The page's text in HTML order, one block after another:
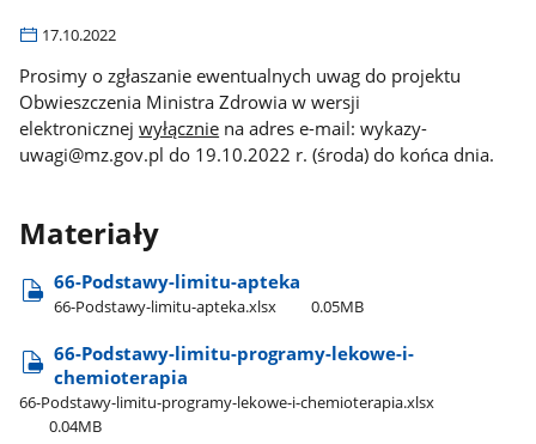
17.10.2022
Prosimy o zgłaszanie ewentualnych uwag do projektu
Obwieszczenia Ministra Zdrowia w wersji
elektronicznejwyłącznie na adres e-mail: wykazy-
uwagi@mz.gov.pl do 19.10.2022 r. (środa) do końca dnia.
Materiały
66-Podstawy-limitu-apteka
66-Podstawy-limitu-apteka.xlsx 0.05MB
66-Podstawy-limitu-programy-lekowe-i-
chemioterapia
66-Podstawy-limitu-programy-lekowe-i-chemioterapia.xlsx
0.04MB